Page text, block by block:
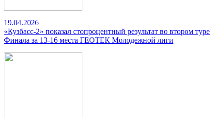
19.04.2026
«Кузбасс-2» показал стопроцентный результат во втором туре
Финала за 13-16 места ГЕОТЕК Молодежной лиги